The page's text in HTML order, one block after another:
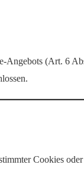
Angebots (Art. 6
Cookies